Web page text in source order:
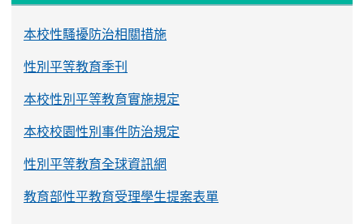
本校性騷擾防治相關措施
性別平等教育季刊
本校性別平等教育實施規定
本校校園性別事件防治規定
性別平等教育全球資訊網
教育部性平教育受理學生提案表單